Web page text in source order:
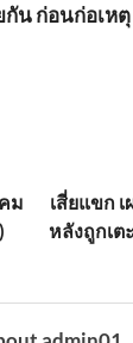
กัน ก่อนก่อเห
ม
เสี่ยแขก
หลังถูกเต